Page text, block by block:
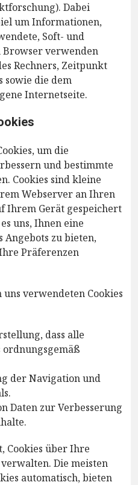
Dabei
um Informationen,
Soft- und
Browser verwenden
Rechners, Zeitpunkt
sowie die dem
Internetseite.
um die
und bestimmte
Cookies sind kleine
Webserver an Ihren
Ihrem Gerät gespeichert
uns, Ihnen eine
Angebots zu bieten,
Präferenzen
verwendeten Cookies
dass alle
ordnungsgemäß
der Navigation und
Daten zur Verbesserung
Cookies über Ihre
Die meisten
automatisch, bieten